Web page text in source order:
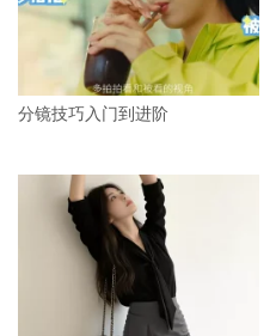
分镜技巧入门到进阶